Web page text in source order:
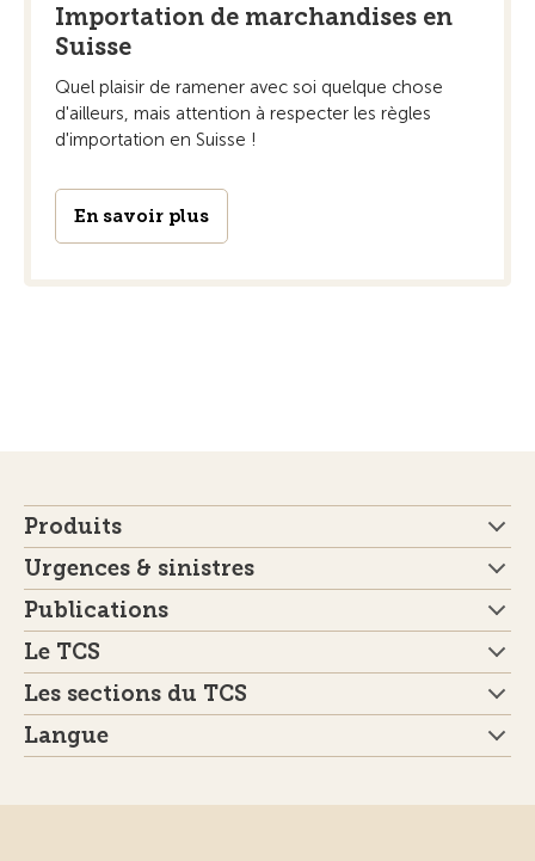
Importation de marchandises en
Suisse
Quel plaisir de ramener avec soi quelque chose
d'ailleurs, mais attention à respecter les règles
d'importation en Suisse !
En savoir plus
Produits
Urgences & sinistres
Publications
Le TCS
Les sections du TCS
Langue